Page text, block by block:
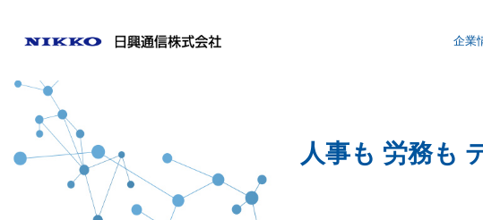
企業
人事も 労務も